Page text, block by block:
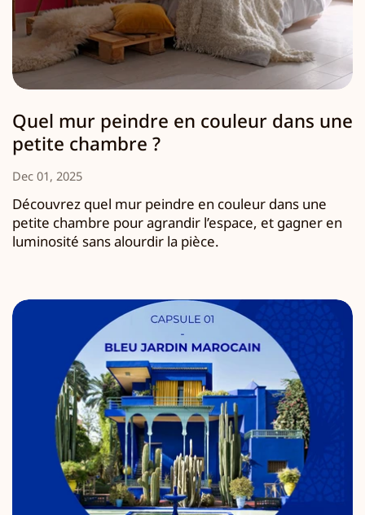
Quel mur peindre en couleur dans une
petite chambre ?
Dec 01, 2025
Découvrez quel mur peindre en couleur dans une
petite chambre pour agrandir l’espace, et gagner en
luminosité sans alourdir la pièce.